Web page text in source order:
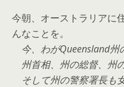
今朝、オーストラリアに
んなことを。
今、わがQueensland州
州首相、州の総督、州
そして州の警察署長も女